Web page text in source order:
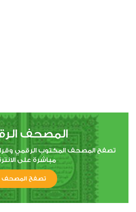
المصحف
تصفح المصحف المكتوب الرقمي
مباشرة على
تصفح المصحف